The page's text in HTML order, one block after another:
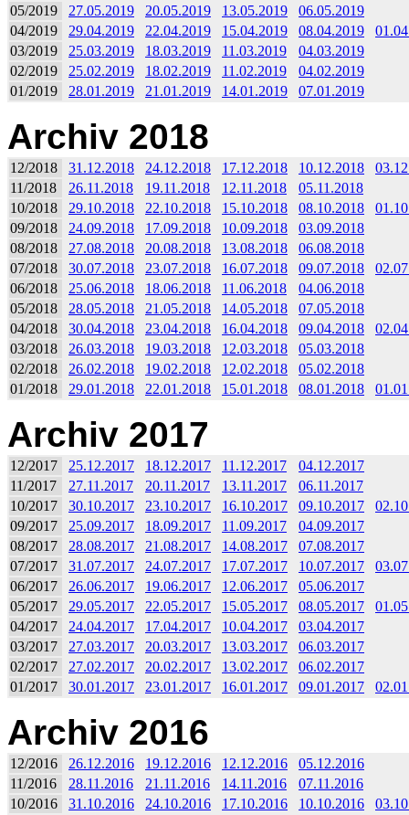
05/2019
27.05.2019 20.05.2019 13.05.2019
06.05.2019
04/2019
29.04.2019 22.04.2019 15.04.2019 08.04.2019
03/2019
25.03.2019 18.03.2019 11.03.2019
04.03.2019
02/2019
25.02.2019 18.02.2019 11.02.2019
04.02.2019
01/2019
28.01.2019 21.01.2019 14.01.2019 07.01.2019
Archiv 2018
12/2018 31.12.2018 24.12.2018 17.12.2018 10.12.2018
11/2018
26.11.2018 19.11.2018 12.11.2018
05.11.2018
10/2018
29.10.2018 22.10.2018 15.10.2018 08.10.2018
09/2018
24.09.2018 17.09.2018 10.09.2018
03.09.2018
08/2018
27.08.2018 20.08.2018 13.08.2018
06.08.2018
07/2018
30.07.2018 23.07.2018 16.07.2018 09.07.2018
06/2018
25.06.2018 18.06.2018 11.06.2018
04.06.2018
05/2018
28.05.2018 21.05.2018 14.05.2018
07.05.2018
04/2018
30.04.2018 23.04.2018 16.04.2018 09.04.2018
03/2018
26.03.2018 19.03.2018 12.03.2018
05.03.2018
02/2018
26.02.2018 19.02.2018 12.02.2018
05.02.2018
01/2018
29.01.2018 22.01.2018 15.01.2018 08.01.2018
Archiv 2017
12/2017 25.12.2017 18.12.2017 11.12.2017
04.12.2017
11/2017
27.11.2017 20.11.2017 13.11.2017
06.11.2017
10/2017
30.10.2017 23.10.2017 16.10.2017 09.10.2017
09/2017
25.09.2017 18.09.2017 11.09.2017
04.09.2017
08/2017
28.08.2017 21.08.2017 14.08.2017
07.08.2017
07/2017
31.07.2017 24.07.2017 17.07.2017 10.07.2017
06/2017
26.06.2017 19.06.2017 12.06.2017
05.06.2017
05/2017
29.05.2017 22.05.2017 15.05.2017 08.05.2017
04/2017
24.04.2017 17.04.2017 10.04.2017
03.04.2017
03/2017
27.03.2017 20.03.2017 13.03.2017
06.03.2017
02/2017
27.02.2017 20.02.2017 13.02.2017
06.02.2017
01/2017
30.01.2017 23.01.2017 16.01.2017 09.01.2017
Archiv 2016
12/2016 26.12.2016 19.12.2016 12.12.2016
05.12.2016
11/2016
28.11.2016 21.11.2016 14.11.2016
07.11.2016
10/2016
31.10.2016 24.10.2016 17.10.2016 10.10.2016